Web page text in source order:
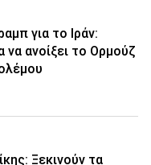
για το Ιράν:
να ανοίξει το Ορμούζ
Ξεκινούν τα